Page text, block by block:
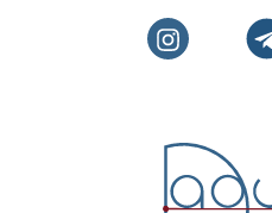
莫
斯
科